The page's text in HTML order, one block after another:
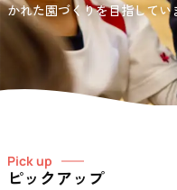
営する社会福祉法人サン・
ニーズに幅広く対応していき
かれた園づくりを目指してい
Pick up
ピックアップ